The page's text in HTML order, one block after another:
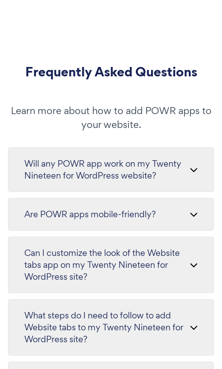
Frequently Asked Questions
Learn more about how to add POWR apps to
your website.
Will any POWR app work on my Twenty
Nineteen for WordPress website?
Are POWR apps mobile-friendly?
Can I customize the look of the Website
tabs app on my Twenty Nineteen for
WordPress site?
What steps do I need to follow to add
Website tabs to my Twenty Nineteen for
WordPress site?